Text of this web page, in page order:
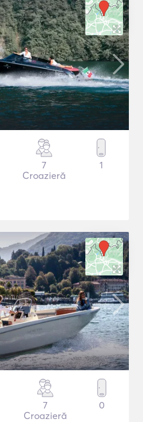
7
Croazieră
1
7
Croazieră
0